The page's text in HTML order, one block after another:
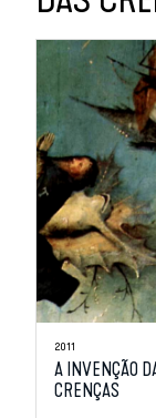
2011
A INVENÇÃO
CRENÇAS